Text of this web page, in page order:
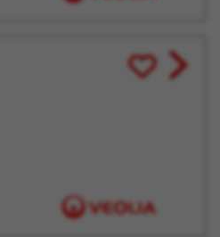
Enregistrer
pour
View
job